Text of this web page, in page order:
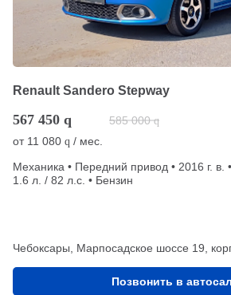
Renault Sandero Stepway
567 450 q 585 000 q
от 11 080 q / мес.
Механика • Передний привод • 2016 г. в.
1.6 л. / 82 л.с. • Бензин
Чебоксары, Марпосадское шоссе 19,
Позвонить в